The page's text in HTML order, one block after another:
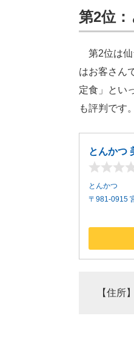
第2位
第2位は仙
はお客さん
定食」とい
も評判です
とんかつ
とんかつ
〒981-0915
【住所